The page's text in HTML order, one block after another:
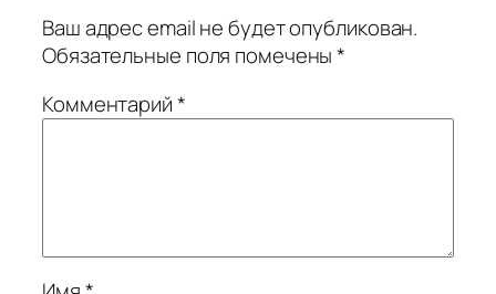
Ваш адрес email не будет опубликован.
Обязательные поля помечены*
Комментарий*